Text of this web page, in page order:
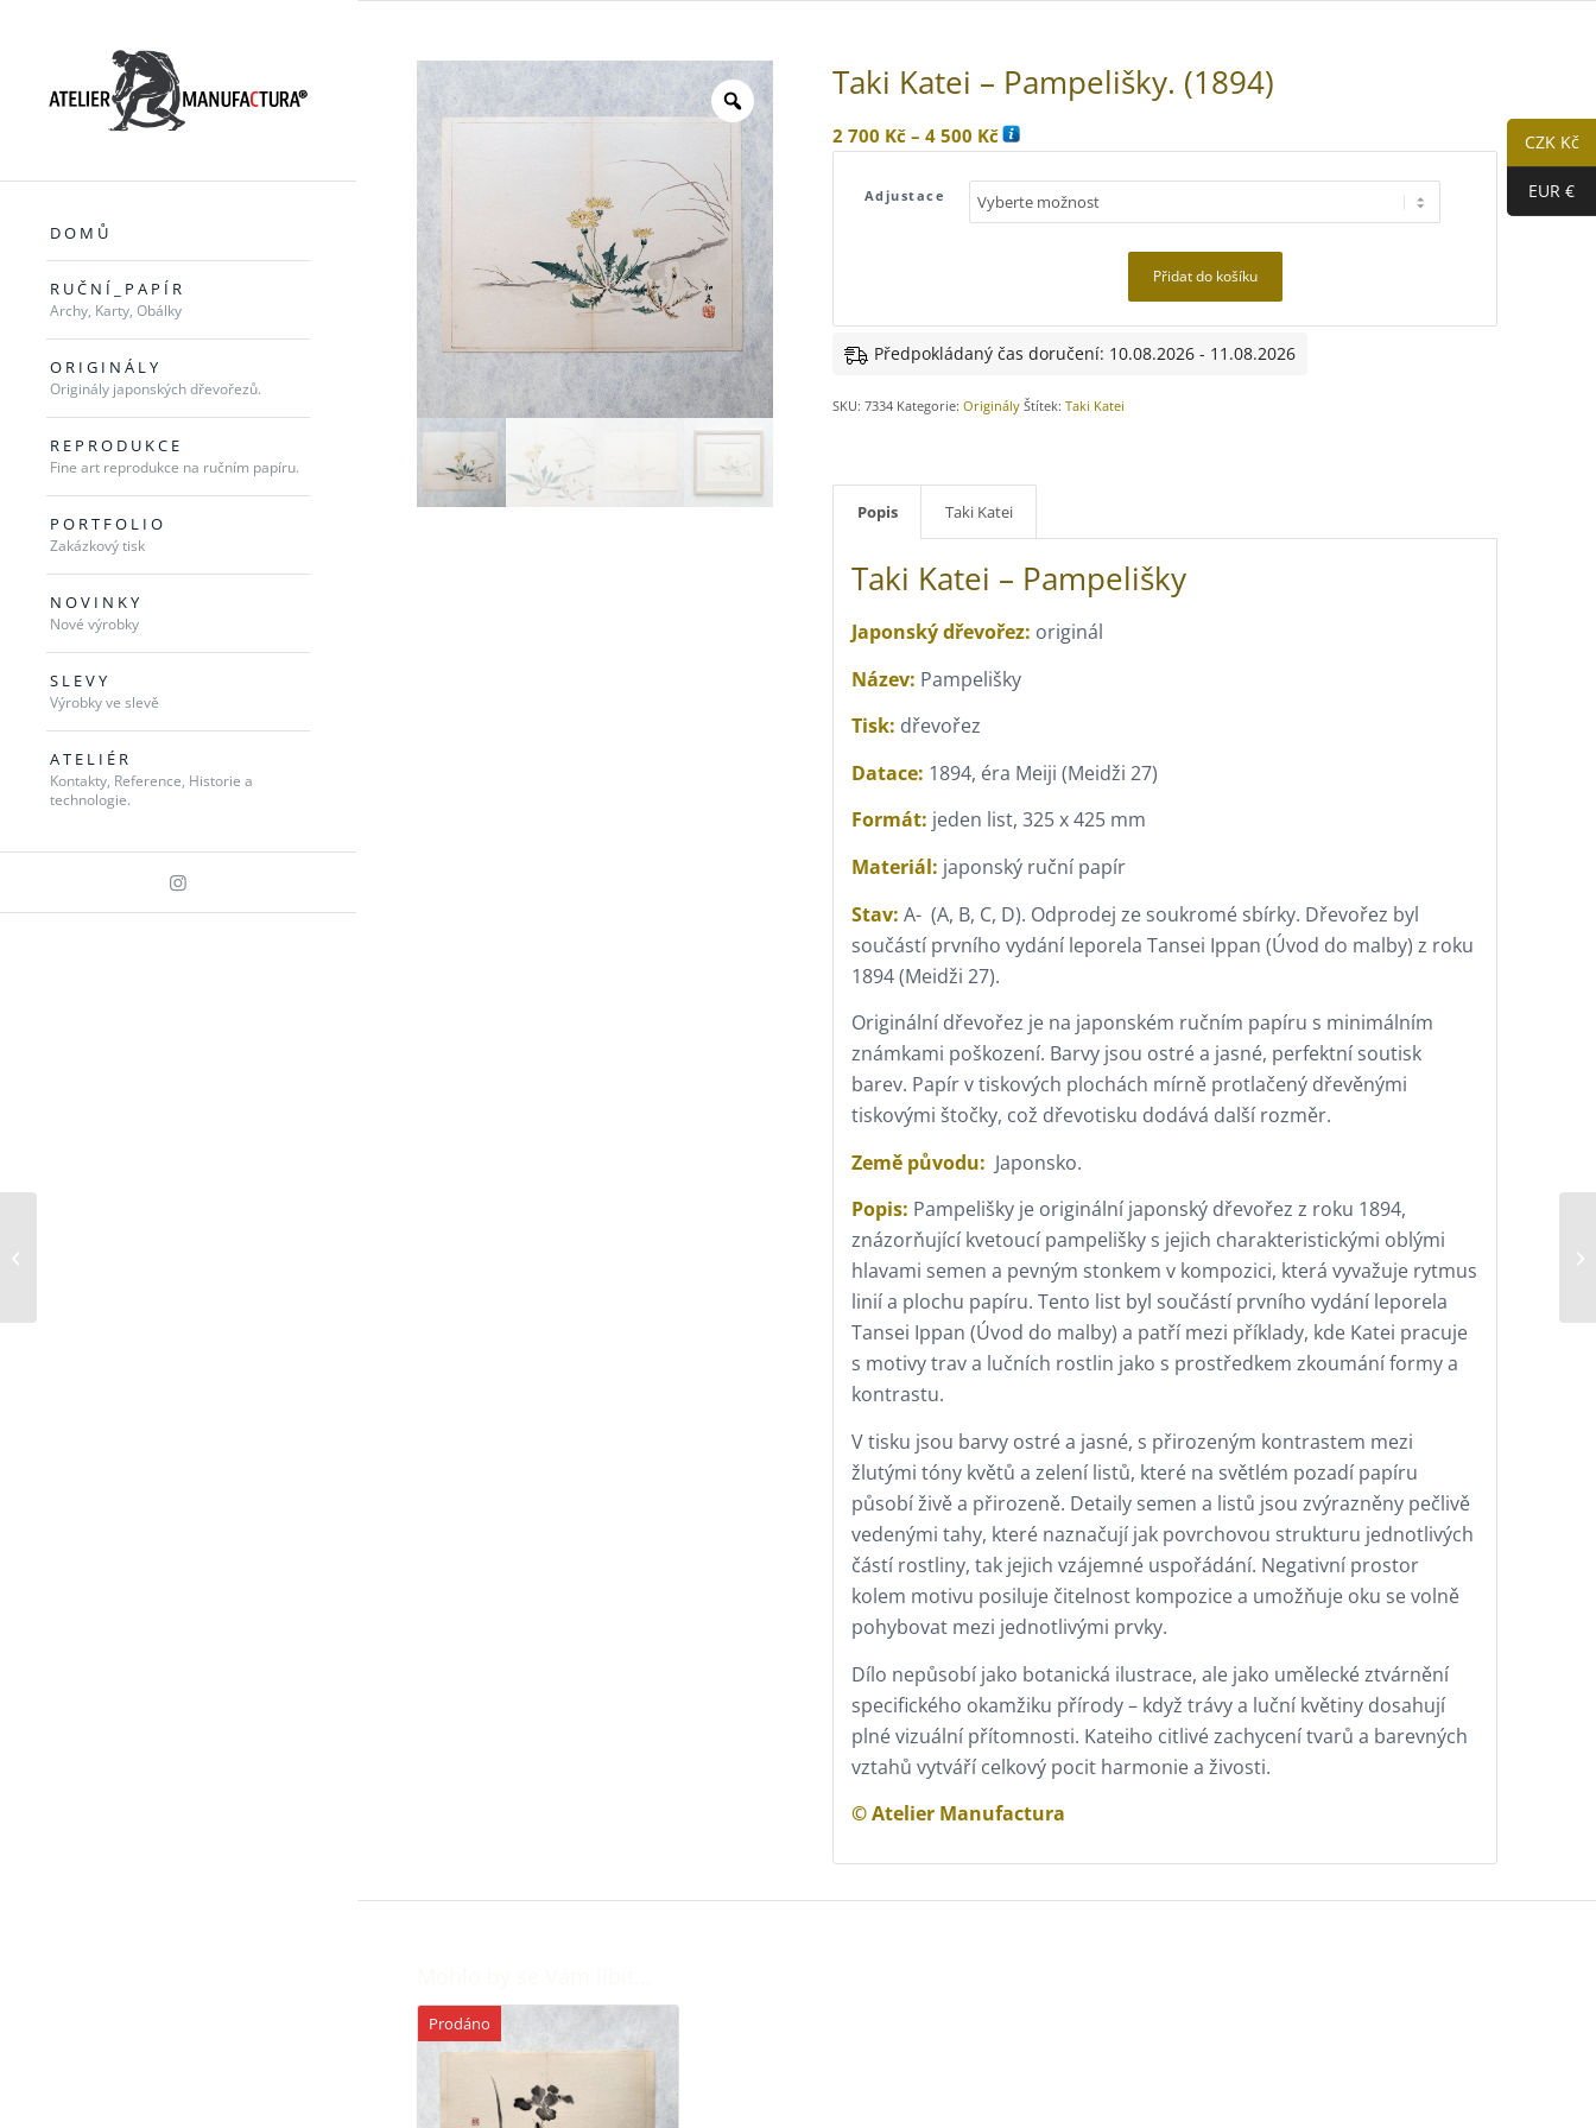
D O M Ů
R U Č N Í _ P A P Í R
Archy, Karty, Obálky
O R I G I N Á L Y
Originály japonských dřevořezů.
R E P R O D U K C E
Fine art reprodukce na ručním papíru.
P O R T F O L I O
Zakázkový tisk
N O V I N K Y
Nové výrobky
S L E V Y
Výrobky ve slevě
A T E L I É R
Kontakty, Reference, Historie a
technologie.
Taki Katei – Pampelišky. (1894)
2 700 Kč – 4 500 KčRozpětí
2
700 Kč
Adjustace
Přidat do košíku
Předpokládaný čas doručení: 10.08.2026 - 11.08.2026
SKU:7334 Kategorie:Originály Štítek:Taki Katei
Popis Taki Katei
Taki Katei – Pampelišky
Japonský dřevořez: originál
Název: Pampelišky
Tisk: dřevořez
Datace: 1894, éra Meiji (Meidži 27)
Formát: jeden list, 325 x 425 mm
Materiál: japonský ruční papír
Stav: A- (A, B, C, D). Odprodej ze soukromé sbírky. Dřevořez byl
součástí prvního vydání leporela Tansei Ippan (Úvod do malby) z roku
1894 (Meidži 27).
Originální dřevořez je na japonském ručním papíru s minimálním
známkami poškození. Barvy jsou ostré a jasné, perfektní soutisk
barev. Papír v tiskových plochách mírně protlačený dřevěnými
tiskovými štočky, což dřevotisku dodává další rozměr.
Země původu: Japonsko.
Popis: Pampelišky je originální japonský dřevořez z roku 1894,
znázorňující kvetoucí pampelišky s jejich charakteristickými oblými
hlavami semen a pevným stonkem v kompozici, která vyvažuje rytmus
linií a plochu papíru. Tento list byl součástí prvního vydání leporela
Tansei Ippan (Úvod do malby) a patří mezi příklady, kde Katei pracuje
s motivy trav a lučních rostlin jako s prostředkem zkoumání formy a
kontrastu.
V tisku jsou barvy ostré a jasné, s přirozeným kontrastem mezi
žlutými tóny květů a zelení listů, které na světlém pozadí papíru
působí živě a přirozeně. Detaily semen a listů jsou zvýrazněny pečlivě
vedenými tahy, které naznačují jak povrchovou strukturu jednotlivých
částí rostliny, tak jejich vzájemné uspořádání. Negativní prostor
kolem motivu posiluje čitelnost kompozice a umožňuje oku se volně
pohybovat mezi jednotlivými prvky.
Dílo nepůsobí jako botanická ilustrace, ale jako umělecké ztvárnění
specifického okamžiku přírody – když trávy a luční květiny dosahují
plné vizuální přítomnosti. Kateiho citlivé zachycení tvarů a barevných
vztahů vytváří celkový pocit harmonie a živosti.
© Atelier Manufactura
Prodáno
CZK Kč
EUR €